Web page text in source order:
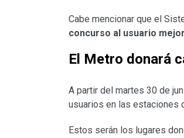
Cabe mencionar que el
concurso al usuario
El Metro donará
A partir del martes 30 de
usuarios en las estaciones
Estos serán los lugares